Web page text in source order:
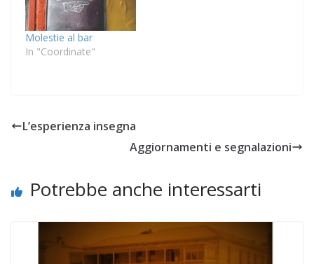
Molestie al bar
In "Coordinate"
L’esperienza insegna
Aggiornamenti e segnalazioni
Potrebbe anche interessarti